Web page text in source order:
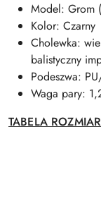
Model: Grom
Kolor: Czarny
Cholewka:
balistyczny
Podeszwa:
Waga pary:
TABELA
Pomiń